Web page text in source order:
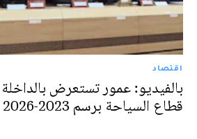
اقتصاد
بالفيديو: عمور تستعرض
قطاع السياحة برسم 2023-2026